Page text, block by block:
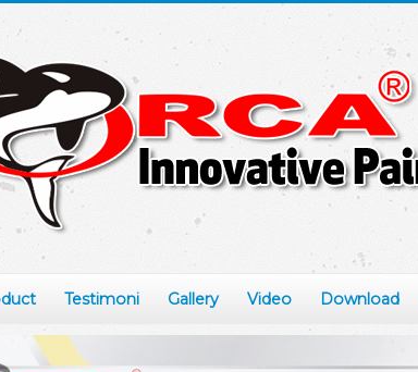
Testimoni Gallery Video Download